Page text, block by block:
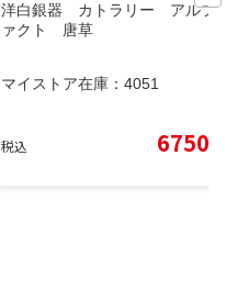
洋白銀器 カトラリー アルフ
ァクト 唐草
マイストア在庫： 4051
税込 6750